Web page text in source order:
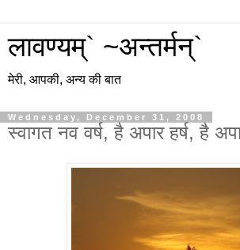
लावण्यम्` ~अन्तर्मन्`
मेरी, आपकी, अन्य की बात
Wednesday, December 31, 2008
स्वागत नव वर्ष, है अपार हर्ष, है